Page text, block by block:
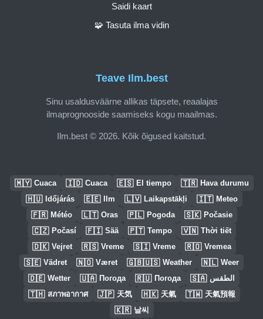
Teave Ilm.best
Sinu usaldusväärne allikas täpsete, reaalajas
ilmaprognooside saamiseks kogu maailmas.
Ilm.best © 2026. Kõik õigused kaitstud.
Saidi kaart
🧩 Tasuta ilma vidin
🇲🇾 Cuaca 🇮🇩 Cuaca 🇪🇸 El tiempo 🇹🇷 Hava durumu
🇭🇺 Időjárás 🇪🇪 Ilm 🇱🇻 Laikapstākļi 🇮🇹 Meteo
🇫🇷 Météo 🇱🇹 Oras 🇵🇱 Pogoda 🇸🇰 Počasie
🇨🇿 Počasí 🇫🇮 Sää 🇵🇹 Tempo 🇻🇳 Thời tiết
🇩🇰 Vejret 🇷🇸 Vreme 🇸🇮 Vreme 🇷🇴 Vremea
🇸🇪 Vädret 🇳🇴 Været 🇬🇧🇺🇸 Weather 🇳🇱 Weer
🇩🇪 Wetter 🇺🇦 Погода 🇷🇺 Погода 🇸🇦 الطقس
🇹🇭 สภาพอากาศ 🇯🇵 天気 🇭🇰 天氣 🇹🇼 天氣預報
🇰🇷 날씨